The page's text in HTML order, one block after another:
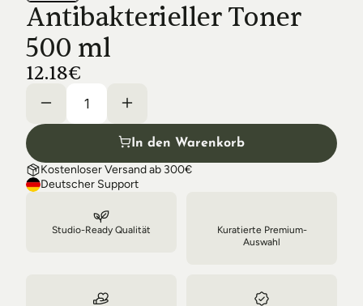
Luxmer
Orders & Returns
Shipping & Delivery
Antibakterieller Toner
500 ml
12.18€
In den Warenkorb
Kostenloser Versand ab 300€
Deutscher Support
Studio-Ready Qualität
Kuratierte Premium-
Auswahl